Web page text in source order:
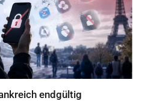
endgültig